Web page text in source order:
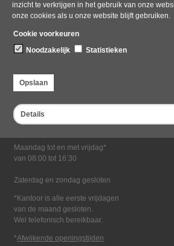
inzicht te verkrijgen in het gebruik van onze
onze cookies als u onze website blijft gebruiken.
Cookie voorkeuren
Noodzakelijk
Statistieken
Opslaan
Details
Dampten 2, 1624 NR Hoorn
Postadres
Postbus 2095, 1620 EB Hoorn
Maandag tot en met vrijdag*
van 08:00 tot 16:30
Zaterdag en zondag gesloten
*Kantoor is alle eerste vrijdagen
van de maand gesloten.
Wel telefonisch bereikbaar.
*Afwijkende openingstijden